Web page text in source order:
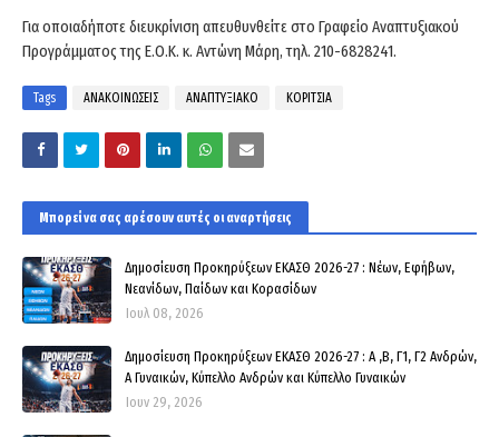
Για οποιαδήποτε διευκρίνιση απευθυνθείτε στο Γραφείο Αναπτυξιακού
Προγράμματος της Ε.Ο.Κ. κ. Αντώνη Μάρη, τηλ. 210-6828241.
Tags ΑΝΑΚΟΙΝΩΣΕΙΣ ΑΝΑΠΤΥΞΙΑΚΟ ΚΟΡΙΤΣΙΑ
Μπορεί να σας αρέσουν αυτές οι αναρτήσεις
Δημοσίευση Προκηρύξεων ΕΚΑΣΘ 2026-27 : Νέων, Εφήβων,
Νεανίδων, Παίδων και Κορασίδων
Ιουλ 08, 2026
Δημοσίευση Προκηρύξεων ΕΚΑΣΘ 2026-27 : Α ,Β, Γ1, Γ2 Ανδρών,
Α Γυναικών, Κύπελλο Ανδρών και Κύπελλο Γυναικών
Ιουν 29, 2026